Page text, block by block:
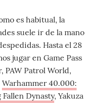
es habitual, la
suele ir de la mano
Hasta el 28
jugar en Game Pass
PAW Patrol World,
Warhammer 40.000:
Fallen Dynasty, Yakuza